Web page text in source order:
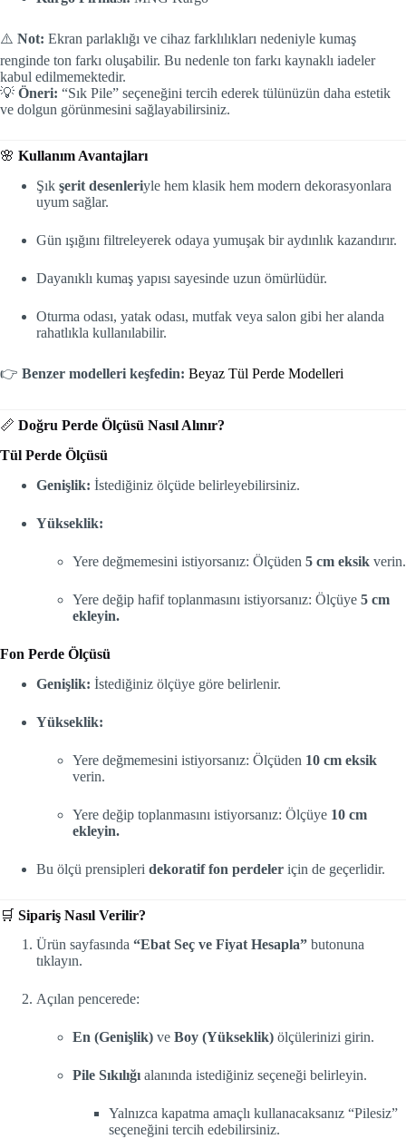
⚠️ Not: Ekran parlaklığı ve cihaz farklılıkları nedeniyle kumaş
renginde ton farkı oluşabilir. Bu nedenle ton farkı kaynaklı iadeler
kabul edilmemektedir.
💡 Öneri: “Sık Pile” seçeneğini tercih ederek tülünüzün daha estetik
ve dolgun görünmesini sağlayabilirsiniz.
🌸 Kullanım Avantajları
Şık şerit desenleriyle hem klasik hem modern dekorasyonlara
uyum sağlar.
Gün ışığını filtreleyerek odaya yumuşak bir aydınlık kazandırır.
Dayanıklı kumaş yapısı sayesinde uzun ömürlüdür.
Oturma odası, yatak odası, mutfak veya salon gibi her alanda
rahatlıkla kullanılabilir.
👉 Benzer modelleri keşfedin: Beyaz Tül Perde Modelleri
📏 Doğru Perde Ölçüsü Nasıl Alınır?
Tül Perde Ölçüsü
Genişlik: İstediğiniz ölçüde belirleyebilirsiniz.
Yükseklik:
Yere değmemesini istiyorsanız: Ölçüden 5 cm eksik verin.
Yere değip hafif toplanmasını istiyorsanız: Ölçüye 5 cm
ekleyin.
Fon Perde Ölçüsü
Genişlik: İstediğiniz ölçüye göre belirlenir.
Yükseklik:
Yere değmemesini istiyorsanız: Ölçüden 10 cm eksik
verin.
Yere değip toplanmasını istiyorsanız: Ölçüye 10 cm
ekleyin.
Bu ölçü prensipleri dekoratif fon perdeler için de geçerlidir.
🛒 Sipariş Nasıl Verilir?
Ürün sayfasında “Ebat Seç ve Fiyat Hesapla” butonuna
tıklayın.
Açılan pencerede:
En (Genişlik) ve Boy (Yükseklik) ölçülerinizi girin.
Pile Sıkılığı alanında istediğiniz seçeneği belirleyin.
Yalnızca kapatma amaçlı kullanacaksanız “Pilesiz”
seçeneğini tercih edebilirsiniz.